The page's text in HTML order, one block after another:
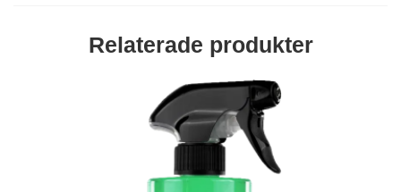
Relaterade produkter